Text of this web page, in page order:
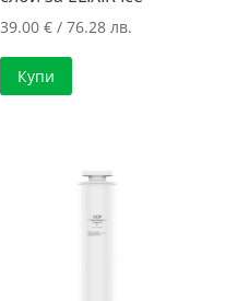
39.00€ / 76.28 лв.
Купи